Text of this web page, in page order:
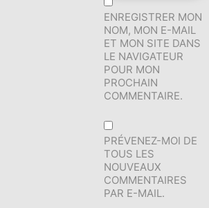
ENREGISTRER MON
NOM, MON E-MAIL
ET MON SITE DANS
LE NAVIGATEUR
POUR MON
PROCHAIN
COMMENTAIRE.
PRÉVENEZ-MOI DE
TOUS LES
NOUVEAUX
COMMENTAIRES
PAR E-MAIL.